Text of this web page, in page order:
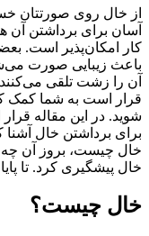
از خال روی صورتتان
آسان برای برداشتن آن
کار امکان‌پذیر است.
باعث زیبایی صورت
آن را زشت تلقی
قرار است به شما کمک
برای برداشتن خال
خال چیست، بروز آن
خال پیشگیری کرد. تا
خال چیست؟